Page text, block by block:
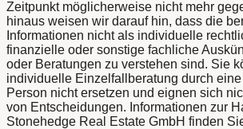
Zeitpunkt möglicherweise nicht mehr
hinaus weisen wir darauf hin, dass die
Informationen nicht als individuelle
finanzielle oder sonstige fachliche
oder Beratungen zu verstehen sind. Sie
individuelle Einzelfallberatung durch
Person nicht ersetzen und eignen sich
von Entscheidungen. Informationen zur
Stonehedge Real Estate GmbH finden